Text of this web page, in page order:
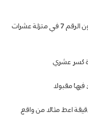
كتابة عدد بالصغيتين القياسية والتحليلية بحيث يكون الرقم 7 في منزلة عشرات
مقبولا
اعط مثالا من واقع